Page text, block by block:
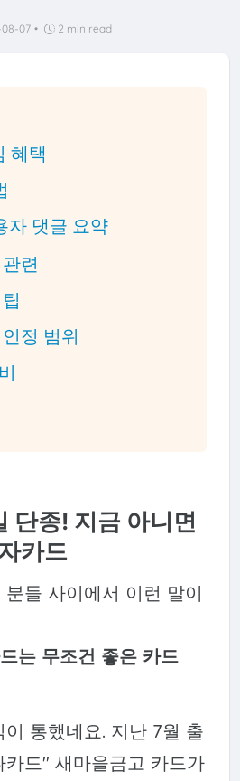
07 • 2 min read
혜택
자 댓글 요약
련
정 범위
단종! 지금 아니면
카드
들 사이에서 이런 말이
는 무조건 좋은 카드
통했네요. 지난 7월 출
카드" 새마을금고 카드가